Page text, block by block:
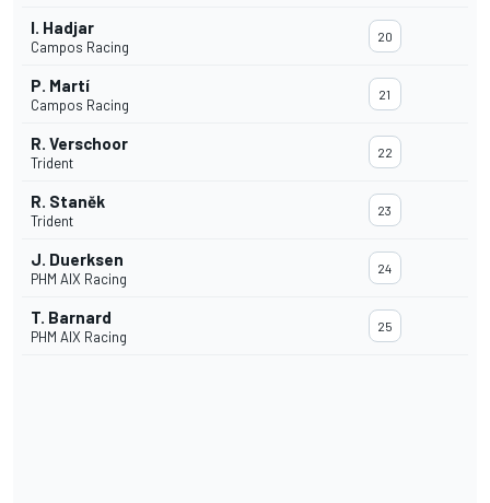
I. Hadjar
Campos Racing
20
P. Martí
Campos Racing
21
R. Verschoor
Trident
22
R. Staněk
Trident
23
J. Duerksen
PHM AIX Racing
24
T. Barnard
PHM AIX Racing
25